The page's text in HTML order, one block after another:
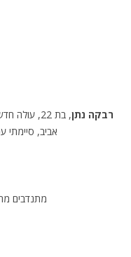
רבקה נתן, בת 22, עולה חדשה מ
אביב, סיימתי
מתנדבים